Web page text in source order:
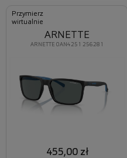
Przymierz
wirtualnie
ARNETTE 0AN4251 256281
ARNETTE
455,00 zł